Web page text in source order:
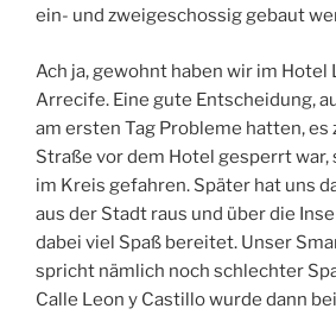
ein- und zweigeschossig gebaut
Ach ja, gewohnt haben wir im Hotel
Arrecife. Eine gute Entscheidung,
am ersten Tag Probleme hatten, es
Straße vor dem Hotel gesperrt
im Kreis gefahren. Später hat uns
aus der Stadt raus und über die
dabei viel Spaß bereitet. Unser
spricht nämlich noch schlechter
Calle Leon y Castillo wurde dann